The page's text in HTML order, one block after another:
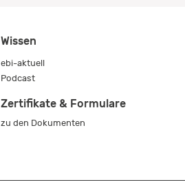
Wissen
ebi-aktuell
Podcast
Zertifikate & Formulare
zu den Dokumenten